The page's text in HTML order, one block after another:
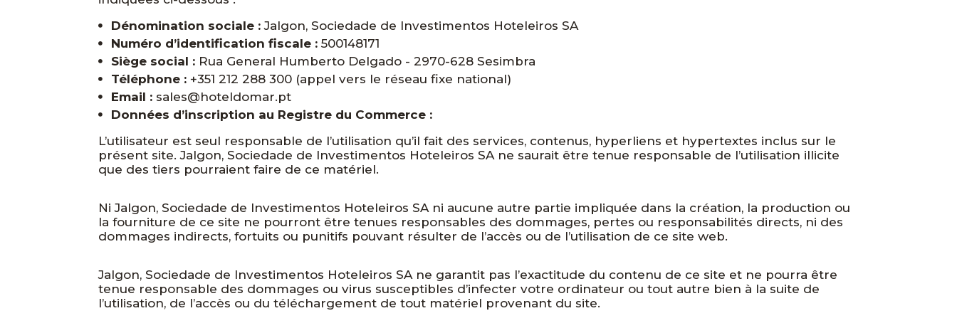
Dénomination sociale :Jalgon, Sociedade de Investimentos Hoteleiros SA
Numéro d’identification fiscale :500148171
Siège social :Rua General Humberto Delgado - 2970-628 Sesimbra
Téléphone :+351 212 288 300 (appel vers le réseau fixe national)
Email :sales@hoteldomar.pt
Données d’inscription au Registre du Commerce :
L’utilisateur est seul responsable de l’utilisation qu’il fait des services, contenus, hyperliens et hypertextes inclus sur le
présent site. Jalgon, Sociedade de Investimentos Hoteleiros SA ne saurait être tenue responsable de l’utilisation illicite
que des tiers pourraient faire de ce matériel.
Ni Jalgon, Sociedade de Investimentos Hoteleiros SA ni aucune autre partie impliquée dans la création, la production ou
la fourniture de ce site ne pourront être tenues responsables des dommages, pertes ou responsabilités directs, ni des
dommages indirects, fortuits ou punitifs pouvant résulter de l’accès ou de l’utilisation de ce site web.
Jalgon, Sociedade de Investimentos Hoteleiros SA ne garantit pas l’exactitude du contenu de ce site et ne pourra être
tenue responsable des dommages ou virus susceptibles d’infecter votre ordinateur ou tout autre bien à la suite de
l’utilisation, de l’accès ou du téléchargement de tout matériel provenant du site.